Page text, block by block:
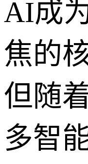
AI成
焦的
但随
多智